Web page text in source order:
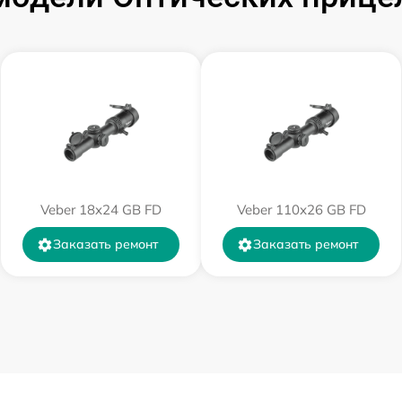
от 60 мин
Veber 18x24 GB FD
Заказать ремонт
Veber 110х26 GB FD
Заказать ремонт